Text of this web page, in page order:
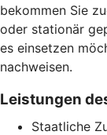
bekommen Sie
oder stationär
es einsetzen
nachweisen.
Leistungen
Staatliche